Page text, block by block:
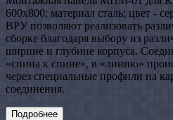
600x800; материал сталь; цвет -
ВРУ позволяют реализовать
сборке благодаря выбору из
ширине и глубине корпуса.
«спина к спине», в «линию»
через специальные профили на
соединения.
Подробнее